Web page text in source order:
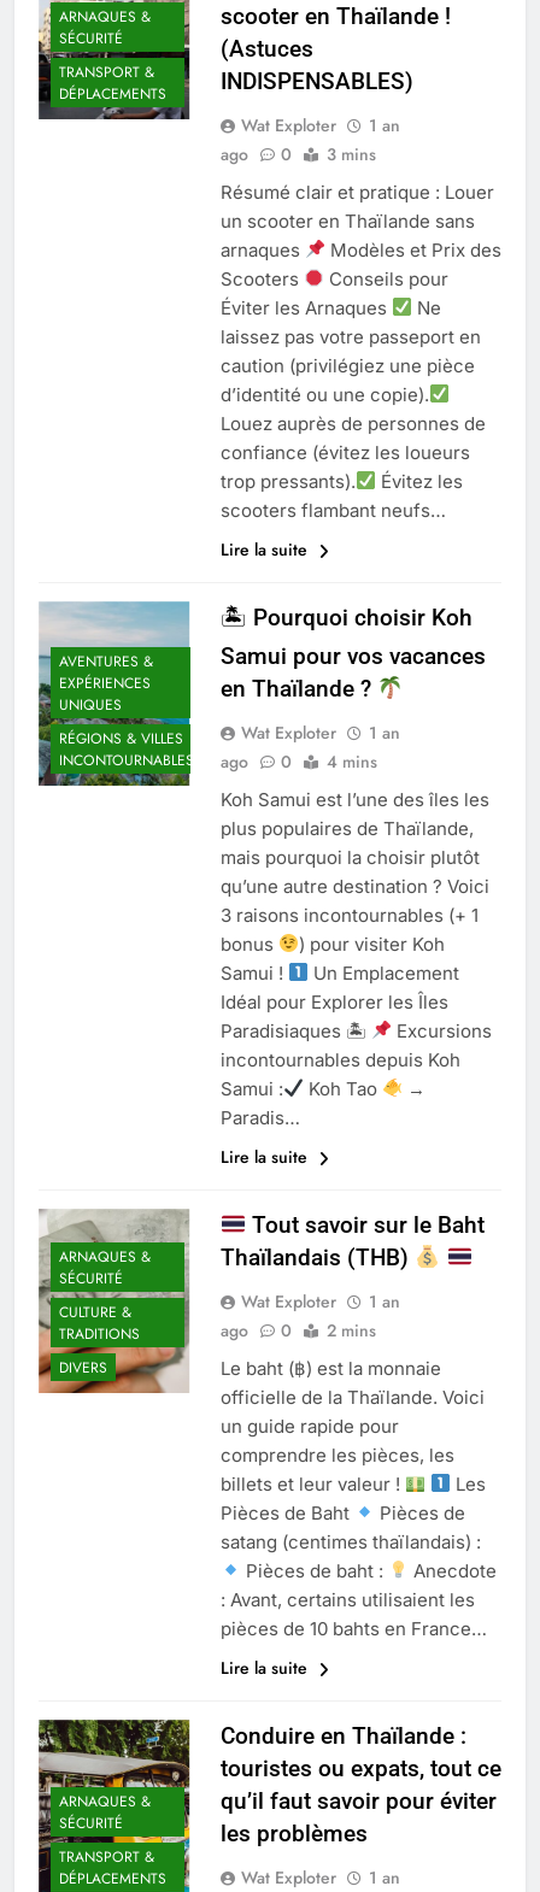
ARNAQUES &
SÉCURITÉ
TRANSPORT &
DÉPLACEMENTS
scooter en Thaïlande !
(Astuces
INDISPENSABLES)
Wat Exploter
1 an
ago
0 3 mins
Résumé clair et pratique : Louer
un scooter en Thaïlande sans
arnaques
Modèles et Prix des
Scooters
Conseils pour
Éviter les Arnaques
Ne
laissez pas votre passeport en
caution (privilégiez une pièce
d’identité ou une copie).
Louez auprès de personnes de
confiance (évitez les loueurs
trop pressants).
Évitez les
scooters flambant neufs…
Lire la suite
AVENTURES &
EXPÉRIENCES
UNIQUES
RÉGIONS & VILLES
INCONTOURNABLES
🏝 Pourquoi choisir Koh
Samui pour vos vacances
en Thaïlande ?
Wat Exploter
1 an
ago
0 4 mins
Koh Samui est l’une des îles les
plus populaires de Thaïlande,
mais pourquoi la choisir plutôt
qu’une autre destination ? Voici
3 raisons incontournables (+ 1
bonus
) pour visiter Koh
Samui !
Un Emplacement
Idéal pour Explorer les Îles
Paradisiaques 🏝
Excursions
incontournables depuis Koh
Samui :
Koh Tao
→
Paradis…
Lire la suite
ARNAQUES &
SÉCURITÉ
CULTURE &
TRADITIONS
DIVERS
Tout savoir sur le Baht
Thaïlandais (THB)
Wat Exploter
1 an
ago
0 2 mins
Le baht (฿) est la monnaie
officielle de la Thaïlande. Voici
un guide rapide pour
comprendre les pièces, les
billets et leur valeur !
Les
Pièces de Baht
Pièces de
satang (centimes thaïlandais) :
Pièces de baht :
Anecdote
: Avant, certains utilisaient les
pièces de 10 bahts en France…
Lire la suite
ARNAQUES &
SÉCURITÉ
TRANSPORT &
DÉPLACEMENTS
Conduire en Thaïlande :
touristes ou expats, tout ce
qu’il faut savoir pour éviter
les problèmes
Wat Exploter
1 an